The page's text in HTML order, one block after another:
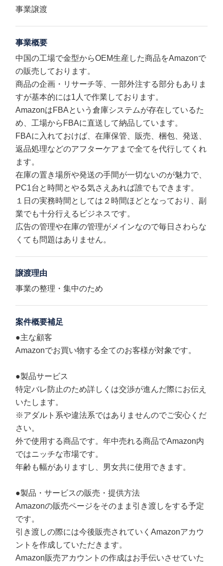
事業譲渡
事業概要
中国の工場で金型からOEM生産した商品をAmazonで
の販売しております。
商品の企画・リサーチ等、一部外注する部分もありま
すが基本的には1人で作業しております。
AmazonはFBAという倉庫システムが存在しているた
め、工場からFBAに直送して納品しています。
FBAに入れておけば、在庫保管、販売、梱包、発送、
返品処理などのアフターケアまで全てを代行してくれ
ます。
在庫の置き場所や発送の手間が一切ないのが魅力で、
PC1台と時間とやる気さえあれば誰でもできます。
１日の実務時間としては２時間ほどとなっており、副
業でも十分行えるビジネスです。
広告の管理や在庫の管理がメインなので毎日さわらな
くても問題はありません。
譲渡理由
事業の整理・集中のため
案件概要補足
●主な顧客
Amazonでお買い物する全てのお客様が対象です。
●製品サービス
特定バレ防止のため詳しくは交渉が進んだ際にお伝え
いたします。
※アダルト系や違法系ではありませんのでご安心くだ
さい。
外で使用する商品です。年中売れる商品でAmazon内
ではニッチな市場です。
年齢も幅がありますし、男女共に使用できます。
●製品・サービスの販売・提供方法
Amazonの販売ページをそのまま引き渡しをする予定
です。
引き渡しの際には今後販売されていくAmazonアカウ
ントを作成していただきます。
Amazon販売アカウントの作成はお手伝いさせていた